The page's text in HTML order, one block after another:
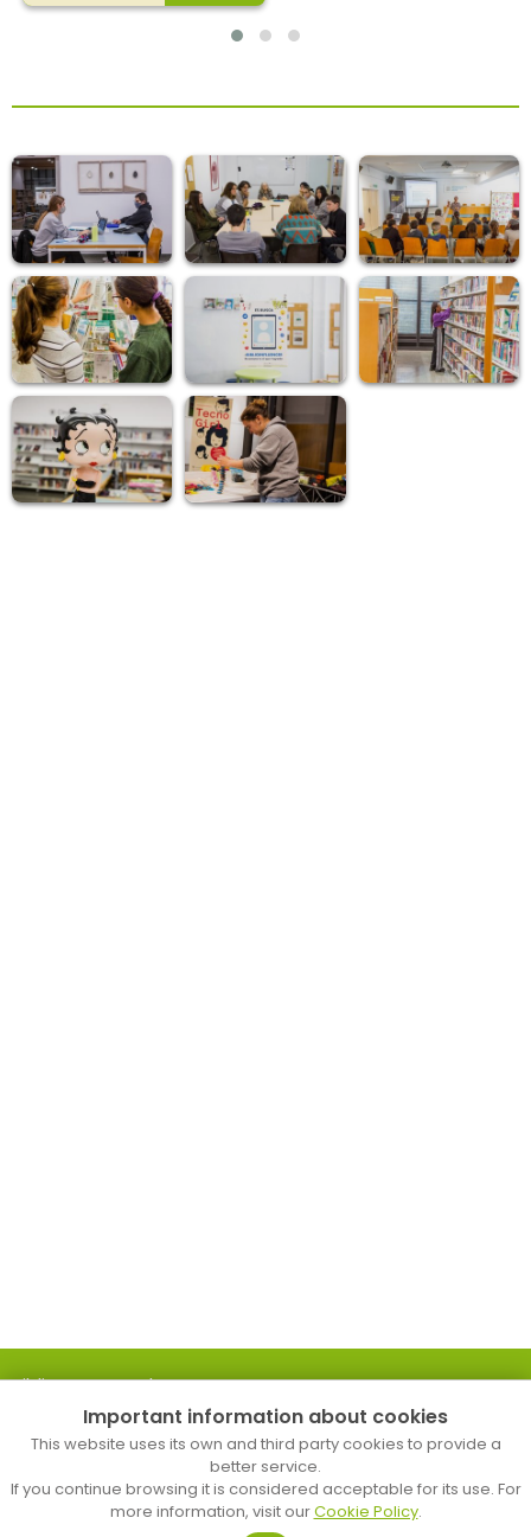
Biblioteca Popular
C. d’en Palau, 18
Tel. 93 758 24 83
Important information about cookies
This website uses its own and third party cookies to provide a
better service.
If you continue browsing it is considered acceptable for its use. For
more information, visit ourCookie Policy.